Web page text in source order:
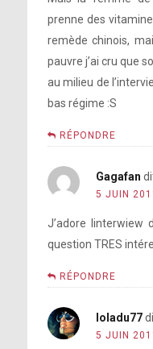
prenne des
remède chinois,
pauvre j’ai cru que
au milieu de
bas régime :S
RÉPONDRE
Gagafan
5 JUIN
J’adore linterwiew
question TRES
RÉPONDRE
loladu77
5 JUIN